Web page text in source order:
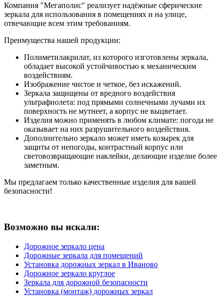
Компания "Мегаполис" реализует надёжные сферические
зеркала для использования в помещениях и на улице,
отвечающие всем этим требованиям.
Преимущества нашей продукции:
Полиметилакрилат, из которого изготовлены зеркала,
обладает высокой устойчивостью к механическим
воздействиям.
Изображение чистое и четкое, без искажений.
Зеркала защищены от вредного воздействия
ультрафиолета: под прямыми солнечными лучами их
поверхность не мутнеет, а корпус не выцветает.
Изделия можно применять в любом климате: погода не
оказывает на них разрушительного воздействия.
Дополнительно зеркало может иметь козырек для
защиты от непогоды, контрастный корпус или
световозвращающие наклейки, делающие изделие более
заметным.
Мы предлагаем только качественные изделия для вашей
безопасности!
Возможно вы искали:
Дорожное зеркало цена
Дорожные зеркала для помещений
Установка дорожных зеркал в Иваново
Дорожное зеркало круглое
Зеркала для дорожной безопасности
Установка (монтаж) дорожных зеркал